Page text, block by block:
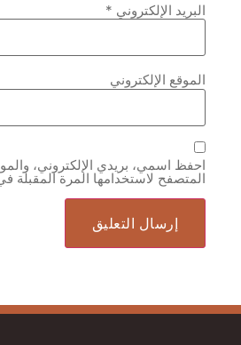
البريد الإلكتروني *
الموقع الإلكتروني
احفظ اسمي، بريدي الإلكتروني،
المتصفح لاستخدامها المرة المقبلة